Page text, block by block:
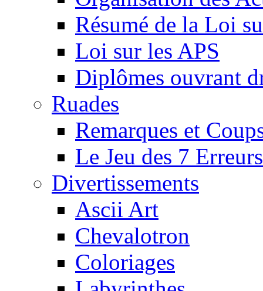
Résumé de la Loi
Loi sur les APS
Diplômes ouvrant
Ruades
Remarques et
Le Jeu des 7 Erreurs
Divertissements
Ascii Art
Chevalotron
Coloriages